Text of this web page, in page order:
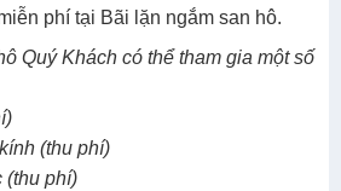
phí tại Bãi lặn ngắm san hô.
Quý Khách có thể tham gia một số
(thu phí)
(thu phí)